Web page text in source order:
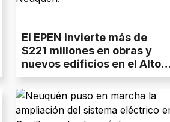
El EPEN invierte más de
$221 millones en obras y
nuevos edificios en el Alto
Neuquén